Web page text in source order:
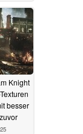
Knight
besser